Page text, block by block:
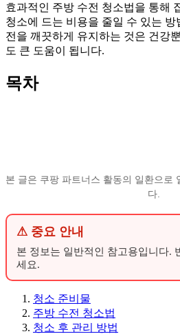
효과적인 주방 수전 청소법을 통해
청소에 드는 비용을 줄일 수 있는
전을 깨끗하게 유지하는 것은 건강
도 큰 도움이 됩니다.
목차
본 글은 쿠팡 파트너스 활동의 일환으로
다.
⚠ 중요 안내
본 정보는 일반적인 참고용입니다.
세요.
청소 준비물
주방 수전 청소법
청소 후 관리 방법